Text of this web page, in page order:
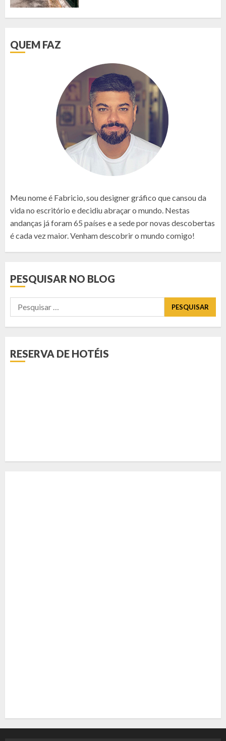
QUEM FAZ
Meu nome é Fabricio, sou designer gráfico que cansou da
vida no escritório e decidiu abraçar o mundo. Nestas
andanças já foram 65 países e a sede por novas descobertas
é cada vez maior. Venham descobrir o mundo comigo!
PESQUISAR NO BLOG
Pesquisar
por:
RESERVA DE HOTÉIS